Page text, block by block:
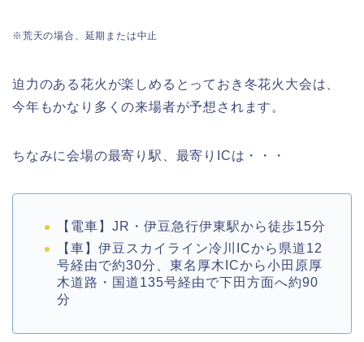
※荒天の場合、延期または中止
迫力のある花火が楽しめるとっておき冬花火大会は、
今年もかなり多くの来場者が予想されます。
ちなみに会場の最寄り駅、最寄りICは・・・
【電車】JR・伊豆急行伊東駅から徒歩15分
【車】伊豆スカイライン冷川ICから県道12
号経由で約30分、東名厚木ICから小田原厚
木道路・国道135号経由で下田方面へ約90
分